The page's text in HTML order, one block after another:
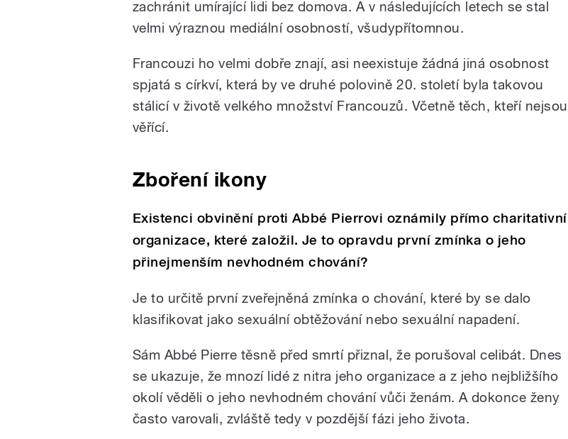
zachránit umírající lidi bez domova. A v následujících letech se stal
velmi výraznou mediální osobností, všudypřítomnou.
Francouzi ho velmi dobře znají, asi neexistuje žádná jiná osobnost
spjatá s církví, která by ve druhé polovině 20. století byla takovou
stálicí v životě velkého množství Francouzů. Včetně těch, kteří nejsou
věřící.
Zboření ikony
Existenci obvinění proti Abbé Pierrovi oznámily přímo charitativní
organizace, které založil. Je to opravdu první zmínka o jeho
přinejmenším nevhodném chování?
Je to určitě první zveřejněná zmínka o chování, které by se dalo
klasifikovat jako sexuální obtěžování nebo sexuální napadení.
Sám Abbé Pierre těsně před smrtí přiznal, že porušoval celibát. Dnes
se ukazuje, že mnozí lidé z nitra jeho organizace a z jeho nejbližšího
okolí věděli o jeho nevhodném chování vůči ženám. A dokonce ženy
často varovali, zvláště tedy v pozdější fázi jeho života.